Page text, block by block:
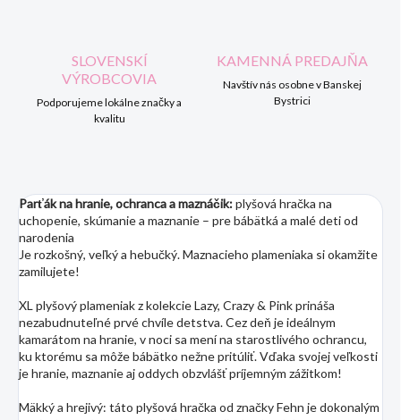
SLOVENSKÍ
VÝROBCOVIA
Podporujeme lokálne značky a
kvalitu
KAMENNÁ PREDAJŇA
Navštív nás osobne v Banskej
Bystrici
Parťák na hranie, ochranca a maznáčik:plyšová hračka na
uchopenie, skúmanie a maznanie – pre bábätká a malé deti od
narodenia
Je rozkošný, veľký a hebučký. Maznacieho plameniaka si okamžite
zamilujete!
XL plyšový plameniak z kolekcie Lazy, Crazy & Pink prináša
nezabudnuteľné prvé chvíle detstva. Cez deň je ideálnym
kamarátom na hranie, v noci sa mení na starostlivého ochrancu,
ku ktorému sa môže bábätko nežne pritúliť. Vďaka svojej veľkosti
je hranie, maznanie aj oddych obzvlášť príjemným zážitkom!
Mäkký a hrejivý: táto plyšová hračka od značky Fehn je dokonalým